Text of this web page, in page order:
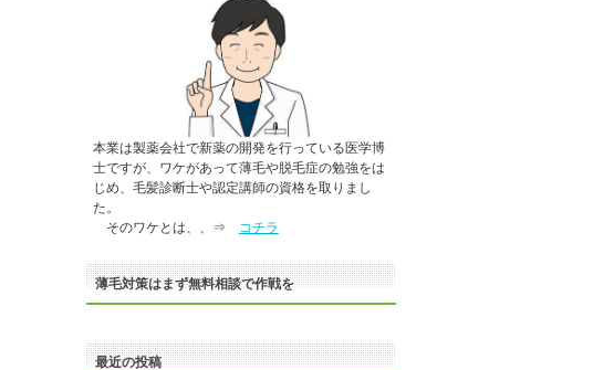
本業は製薬会社で新薬の開発を行っている医学博
士ですが、ワケがあって薄毛や脱毛症の勉強をは
じめ、毛髪診断士や認定講師の資格を取りまし
た。
そのワケとは、、⇒ コチラ
薄毛対策はまず無料相談で作戦を
最近の投稿